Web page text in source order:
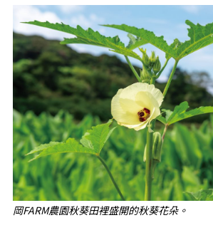
岡FARM農園秋葵田裡盛開的秋葵花朵。